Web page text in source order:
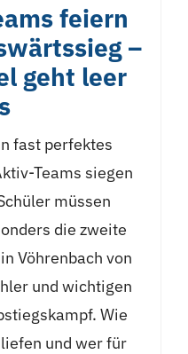
feiern
–
geht leer
fast perfektes
Teams siegen
müssen
die zweite
Vöhrenbach von
und wichtigen
Wie
und wer für